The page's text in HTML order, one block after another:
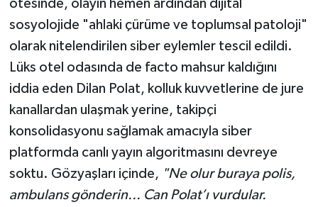
ötesinde, olayın hemen ardından dijital
sosyolojide "ahlaki çürüme ve toplumsal patoloji"
olarak nitelendirilen siber eylemler tescil edildi.
Lüks otel odasında de facto mahsur kaldığını
iddia eden Dilan Polat, kolluk kuvvetlerine de jure
kanallardan ulaşmak yerine, takipçi
konsolidasyonu sağlamak amacıyla siber
platformda canlı yayın algoritmasını devreye
soktu. Gözyaşları içinde, "Ne olur buraya polis,
ambulans gönderin... Can Polat’ı vurdular.